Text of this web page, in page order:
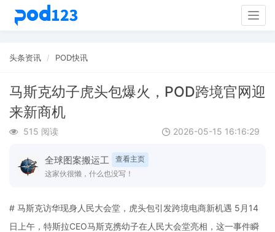
头条资讯 POD快讯
马斯克幼子虎头包爆火，POD跨境官网迎
来新商机
515 阅读 2026-05-15 16:16:29
全球图案搬运工
查看主页
这家伙很懒，什么也没写！
# 马斯克访华现身人民大会堂，虎头包引发跨境电商新机遇 5月14
日上午，特斯拉CEO马斯克携幼子在人民大会堂亮相，这一事件瞬